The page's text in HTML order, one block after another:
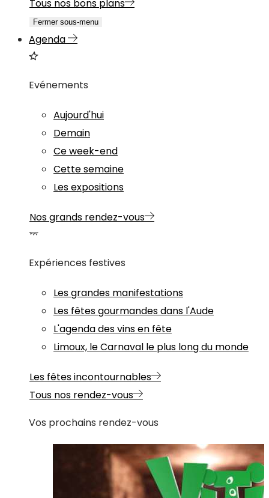
Tous nos bons plans
Fermer sous-menu
Agenda
Evénements
Aujourd'hui
Demain
Ce week-end
Cette semaine
Les expositions
Nos grands rendez-vous
Expériences festives
Les grandes manifestations
Les fêtes gourmandes dans l'Aude
L'agenda des vins en fête
Limoux, le Carnaval le plus long du monde
Les fêtes incontournables
Tous nos rendez-vous
Vos prochains rendez-vous